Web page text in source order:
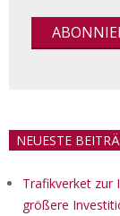
NEUESTE
Trafikverket zur
größere